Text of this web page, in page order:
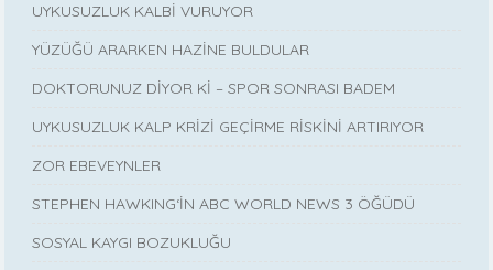
UYKUSUZLUK KALBİ VURUYOR
YÜZÜĞÜ ARARKEN HAZİNE BULDULAR
DOKTORUNUZ DİYOR Kİ – SPOR SONRASI BADEM
UYKUSUZLUK KALP KRİZİ GEÇİRME RİSKİNİ ARTIRIYOR
ZOR EBEVEYNLER
STEPHEN HAWKING‘İN ABC WORLD NEWS 3 ÖĞÜDÜ
SOSYAL KAYGI BOZUKLUĞU